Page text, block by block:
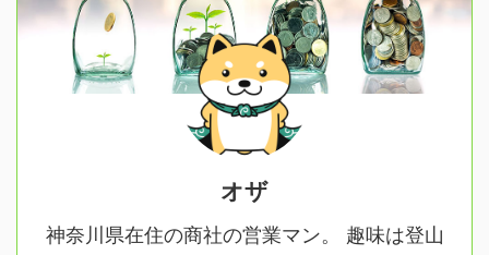
オザ
神奈川県在住の商社の営業マン。 趣味は登山